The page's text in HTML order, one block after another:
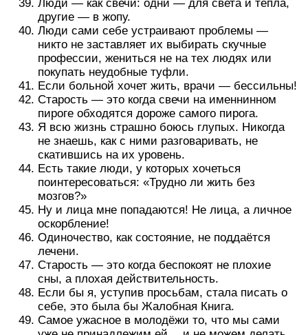
Люди — как свечи: одни — для света и тепла,
другие — в жопу.
Люди сами себе устраивают проблемы —
никто не заставляет их выбирать скучные
профессии, жениться не на тех людях или
покупать неудобные туфли.
Если больной хочет жить, врачи — бессильны!
Старость — это когда свечи на именнинном
пироге обходятся дороже самого пирога.
Я всю жизнь страшно боюсь глупых. Никогда
не знаешь, как с ними разговаривать, не
скатившись на их уровень.
Есть такие люди, у которых хочеться
поинтересоваться: «Трудно ли жить без
мозгов?»
Ну и лица мне попадаются! Не лица, а личное
оскорбление!
Одиночество, как состояние, не поддаётся
лечени.
Старость — это когда беспокоят не плохие
сны, а плохая действительность.
Если бы я, уступив просьбам, стала писать о
себе, это была бы Жалобная Книга.
Самое ужасное в молодёжи то, что мы сами